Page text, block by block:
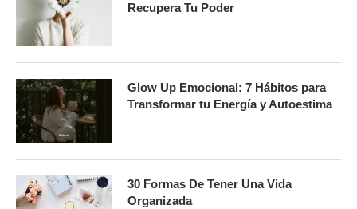
Recupera Tu Poder
Glow Up Emocional: 7 Hábitos para
Transformar tu Energía y Autoestima
30 Formas De Tener Una Vida
Organizada